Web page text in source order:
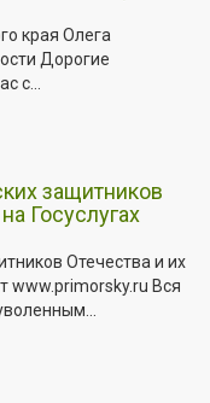
края Олега
Дорогие
с...
защитников
Госуслугах
Отечества и их
www.primorsky.ru Вся